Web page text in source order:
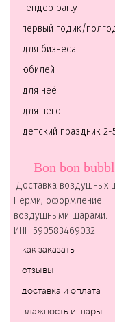
гендер party
первый годик/
для бизнеса
юбилей
для неё
для него
детский праздник 2-
Bon bon
Доставка воздушных
Перми, оформление
воздушными шарами.
ИНН 590583469032
как заказать
отзывы
доставка и оплата
влажность и шары